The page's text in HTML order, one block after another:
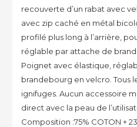
recouverte d’un rabat avec
avec zip caché en métal
profilé plus long à l’arrière,
réglable par attache de
Poignet avec élastique,
brandebourg en velcro. Tous
ignifuges. Aucun accessoire
direct avec la peau de
Composition :75% COTON +